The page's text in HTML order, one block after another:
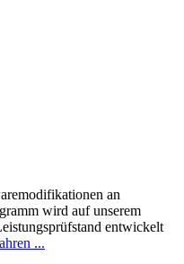
an
wird auf unserem
entwickelt
...